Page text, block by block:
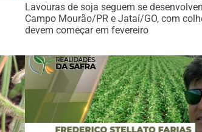
Lavouras de soja seguem se
Campo Mourão/PR e Jataí/GO, com
devem começar em fevereiro